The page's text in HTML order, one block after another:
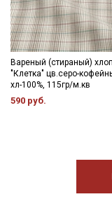
Вареный (стираный)
"Клетка" цв.серо-
хл-100%, 115гр/м.кв
590 руб.